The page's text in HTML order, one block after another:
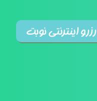
رزرو اینترنتی نوبت